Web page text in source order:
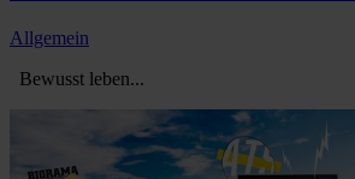
Allgemein
Bewusst leben...